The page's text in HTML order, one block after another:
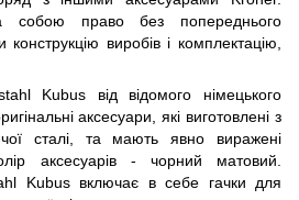
собою право без попереднього
виробів і комплектацію,
Kubus від відомого німецького
аксесуари, які виготовлені з
сталі, та мають явно виражені
аксесуарів - чорний матовий.
Kubus включає в себе гачки для